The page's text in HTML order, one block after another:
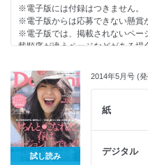
7月のザ・編集長コスメ
「スナック濃好女」
おいしく食べて、キレイになる
完全潜入レポート｢女子会｣はオン
協力社リスト
次号予告
堂本 剛『なら（ず）もん』
井浦 新『隔月 新空館』
スヌ子の“徒然めし”
Domani的大人文化部
“愛”のファンタジック占い
プレゼント
※電子版には付録はつきません。
※電子版からは応募できない懸賞
※電子版では、掲載されないペー
載順序が違うページなどがある場
目次
働く女・３人の同時多発スナップ
今月の“もうひとつの表紙
今月の“ココだけの話”KURARA
今月の“ここで撮ってきました
【SHIHO 小物】
小泉里子のNo Life, No Fashion
試し読み
2014年5月号 (
紙
デジタル